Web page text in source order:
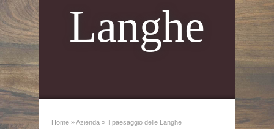
Langhe
Home »Azienda » Il paesaggio delle Langhe